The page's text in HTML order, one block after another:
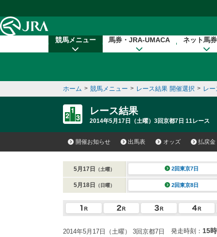
競馬メニュー 馬券・JRA-UMACA ネット馬
ホーム > 競馬メニュー > レース結果 開催選択 > レ
レース結果
2014年5月17日（土曜）3回京都7日 11レース
開催お知らせ 出馬表 オッズ 払戻金
5月17日 （土曜） 2回東京7日
5月18日 （日曜） 2回東京8日
2014年5月17日（土曜） 3回京都7日 発走時刻： 15